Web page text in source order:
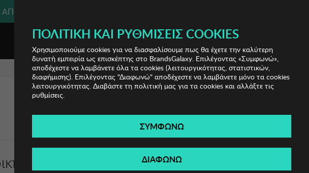
49€ ΚΑΙ ΆΝΩ!
(0)
Μπλούζα BISTON
ΠΟΛΙΤΙΚΉ ΚΑΙ ΡΥΘΜΊΣΕΙΣ COOKIES
Χρησιμοποιούμε cookies για να διασφαλίσουμε πως θα έχετε την καλύτερη
δυνατή εμπειρία ως επισκέπτης στο BrandsGalaxy. Επιλέγοντας «Συμφωνώ»,
αποδέχεστε να λαμβάνετε όλα τα cookies (λειτουργικότητας, στατιστικών,
διαφήμισης). Επιλέγοντας "Διαφωνώ" αποδέχεστε να λαμβάνετε μόνο τα cookies
λειτουργικότητας. Διαβάστε τη πολιτική μας για τα cookies και αλλάξτε τις
ρυθμίσεις.
ΣΥΜΦΩΝΩ
ΔΙΑΦΩΝΩ